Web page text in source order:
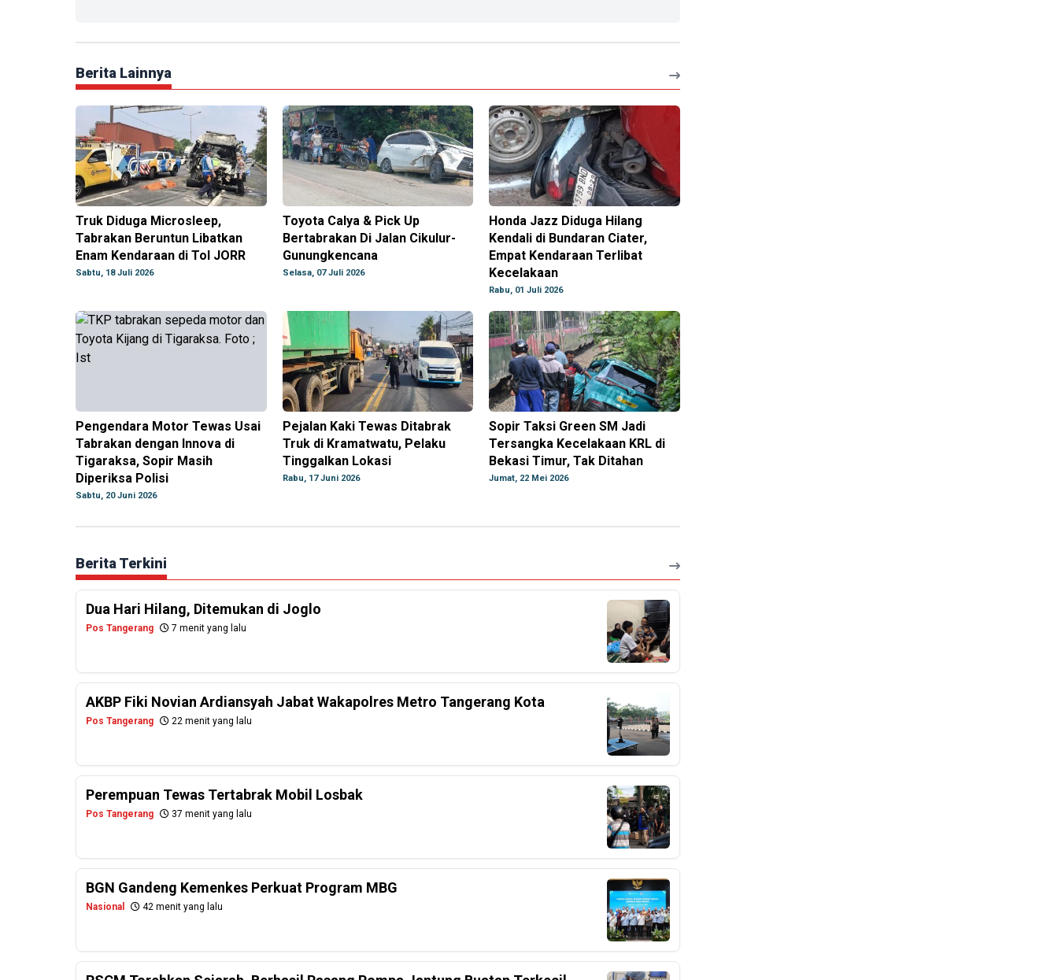
Berita Lainnya
Truk Diduga Microsleep,
Tabrakan Beruntun Libatkan
Enam Kendaraan di Tol JORR
Sabtu, 18 Juli 2026
Toyota Calya & Pick Up
Bertabrakan Di Jalan Cikulur-
Gunungkencana
Selasa, 07 Juli 2026
Honda Jazz Diduga Hilang
Kendali di Bundaran Ciater,
Empat Kendaraan Terlibat
Kecelakaan
Rabu, 01 Juli 2026
Pengendara Motor Tewas Usai
Tabrakan dengan Innova di
Tigaraksa, Sopir Masih
Diperiksa Polisi
Sabtu, 20 Juni 2026
Pejalan Kaki Tewas Ditabrak
Truk di Kramatwatu, Pelaku
Tinggalkan Lokasi
Rabu, 17 Juni 2026
Sopir Taksi Green SM Jadi
Tersangka Kecelakaan KRL di
Bekasi Timur, Tak Ditahan
Jumat, 22 Mei 2026
Berita Terkini
Dua Hari Hilang, Ditemukan di Joglo
Pos Tangerang 7 menit yang lalu
AKBP Fiki Novian Ardiansyah Jabat Wakapolres Metro Tangerang Kota
Pos Tangerang 22 menit yang lalu
Perempuan Tewas Tertabrak Mobil Losbak
Pos Tangerang 37 menit yang lalu
BGN Gandeng Kemenkes Perkuat Program MBG
Nasional 42 menit yang lalu